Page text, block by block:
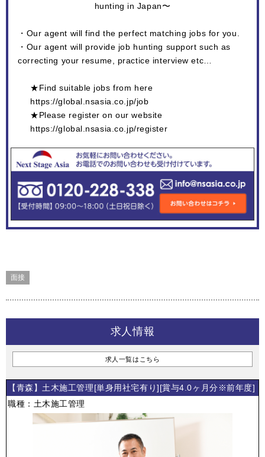
hunting in Japan〜
・Our agent will find the perfect matching jobs for you.
・Our agent will provide job hunting support such as
correcting your resume, practice interview etc…
★Find suitable jobs from here
https://global.nsasia.co.jp/job
★Please register on our website
https://global.nsasia.co.jp/register
面接
求人情報
求人一覧はこちら
【青森】土木施工管理[単身用社宅有り][賞与4.0ヶ月分※前年度]
職種：土木施工管理